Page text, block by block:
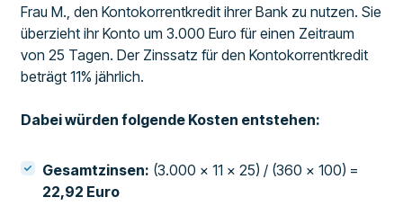
Frau M., den Kontokorrentkredit ihrer Bank zu nutzen. Sie
überzieht ihr Konto um 3.000 Euro für einen Zeitraum
von 25 Tagen. Der Zinssatz für den Kontokorrentkredit
beträgt 11% jährlich.
Dabei würden folgende Kosten entstehen:
Gesamtzinsen: (3.000 x 11 x 25) / (360 x 100) =
22,92 Euro